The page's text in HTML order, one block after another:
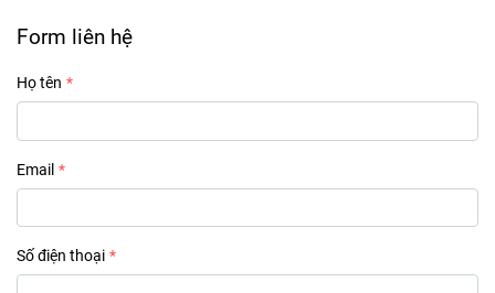
Form liên hệ
Họ tên
Email
Số điện thoại